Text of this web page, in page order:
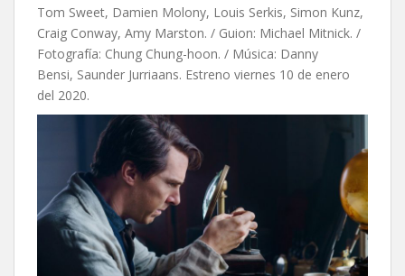
Tom Sweet, Damien Molony, Louis Serkis, Simon Kunz,
Craig Conway, Amy Marston. / Guion: Michael Mitnick. /
Fotografía: Chung Chung-hoon. / Música: Danny
Bensi, Saunder Jurriaans. Estreno viernes 10 de enero
del 2020.